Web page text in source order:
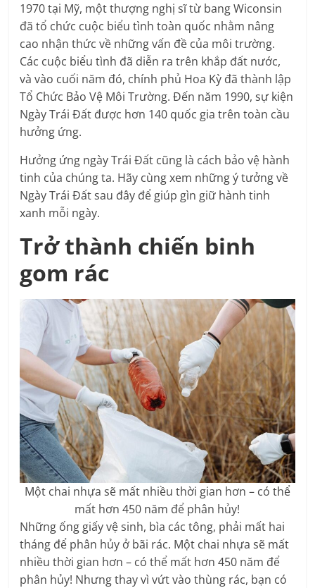
1970 tại Mỹ, một thượng nghị sĩ từ bang Wiconsin
đã tổ chức cuộc biểu tình toàn quốc nhằm nâng
cao nhận thức về những vấn đề của môi trường.
Các cuộc biểu tình đã diễn ra trên khắp đất nước,
và vào cuối năm đó, chính phủ Hoa Kỳ đã thành lập
Tổ Chức Bảo Vệ Môi Trường. Đến năm 1990, sự kiện
Ngày Trái Đất được hơn 140 quốc gia trên toàn cầu
hưởng ứng.
Hưởng ứng ngày Trái Đất cũng là cách bảo vệ hành
tinh của chúng ta. Hãy cùng xem những ý tưởng về
Ngày Trái Đất sau đây để giúp gìn giữ hành tinh
xanh mỗi ngày.
Trở thành chiến binh
gom rác
Một chai nhựa sẽ mất nhiều thời gian hơn – có thể
mất hơn 450 năm để phân hủy!
Những ống giấy vệ sinh, bìa các tông, phải mất hai
tháng để phân hủy ở bãi rác. Một chai nhựa sẽ mất
nhiều thời gian hơn – có thể mất hơn 450 năm để
phân hủy! Nhưng thay vì vứt vào thùng rác, bạn có